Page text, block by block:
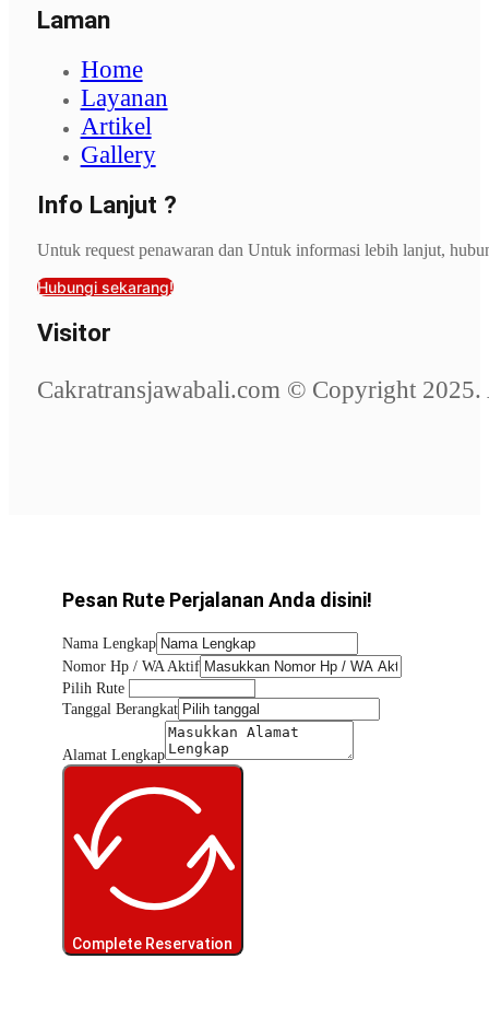
Laman
Home
Layanan
Artikel
Gallery
Info Lanjut ?
Untuk request penawaran dan Untuk informasi lebih lanjut,
Hubungi sekarang!
Visitor
Cakratransjawabali.com © Copyright 2025.
Pesan Rute Perjalanan Anda disini!
Nama Lengkap
Nomor Hp / WA Aktif
Pilih Rute
Tanggal Berangkat
Alamat Lengkap
Complete Reservation